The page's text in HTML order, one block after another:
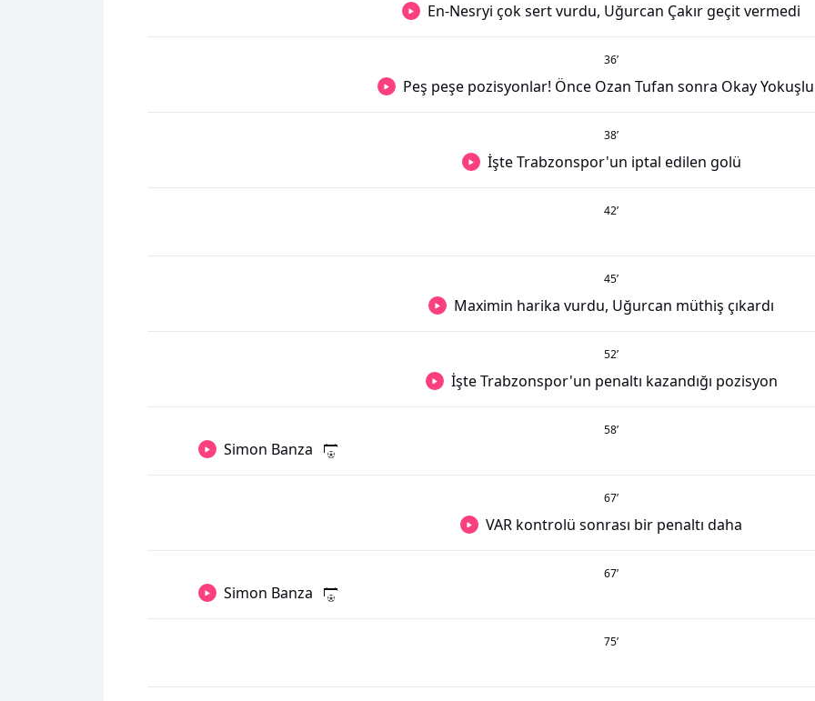
En-Nesryi çok sert vurdu, Uğurcan Çakır geçit vermedi
36’
Peş peşe pozisyonlar! Önce Ozan Tufan sonra Okay
38’
İşte Trabzonspor'un iptal edilen golü
42’
45’
Maximin harika vurdu, Uğurcan müthiş çıkardı
52’
İşte Trabzonspor'un penaltı kazandığı pozisyon
58’
Simon Banza
67’
VAR kontrolü sonrası bir penaltı daha
67’
Simon Banza
75’